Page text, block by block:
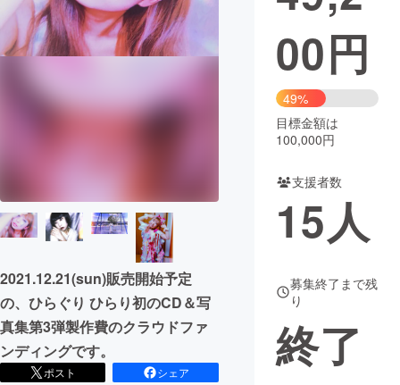
映像・映画 書籍・雑誌
チャレンジ
CAMPFIRE Creation
CAMPFIREふるさと納税
コミュニティ
2021.12.21(sun)販売開始予定
の、ひらぐり ひらり初のCD＆写
真集第3弾製作費のクラウドファ
ンディングです。
ポスト
シェア
00円
49%
目標金額は
100,000円
支援者数
15人
募集終了まで残
り
終了